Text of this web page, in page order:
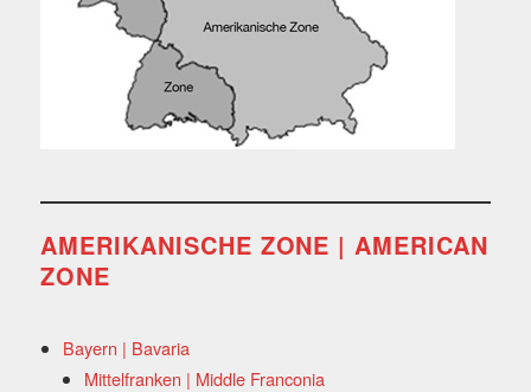
AMERIKANISCHE ZONE | AMERICAN
ZONE
Bayern | Bavaria
Mittelfranken | Middle Franconia